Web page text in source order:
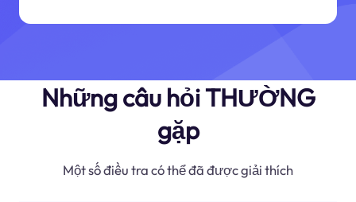
Những câu hỏi THƯỜNG
gặp
Một số điều tra có thể đã được giải thích